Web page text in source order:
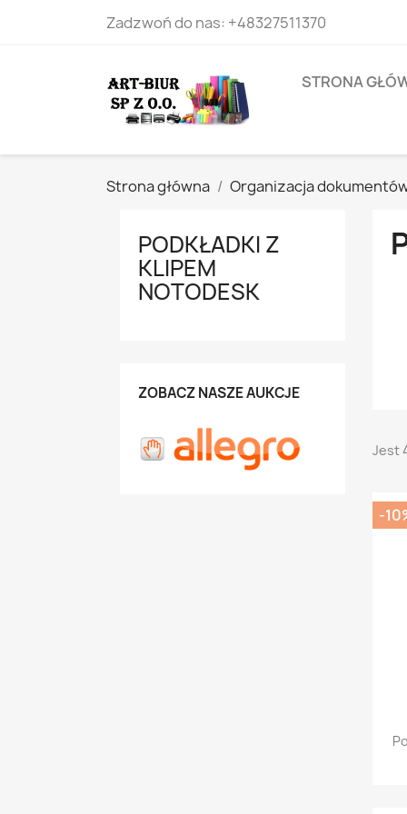
Zadzwoń do nas: +48327511370
STRONA
Strona główna Organizacja
PODKŁADKI Z
KLIPEM
NOTODESK
ZOBACZ NASZE AUKCJE
Jest
-